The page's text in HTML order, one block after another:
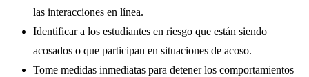
las interacciones en línea.
Identificar a los estudiantes en riesgo que están siendo
acosados ​​o que participan en situaciones de acoso.
Tome medidas inmediatas para detener los comportamientos